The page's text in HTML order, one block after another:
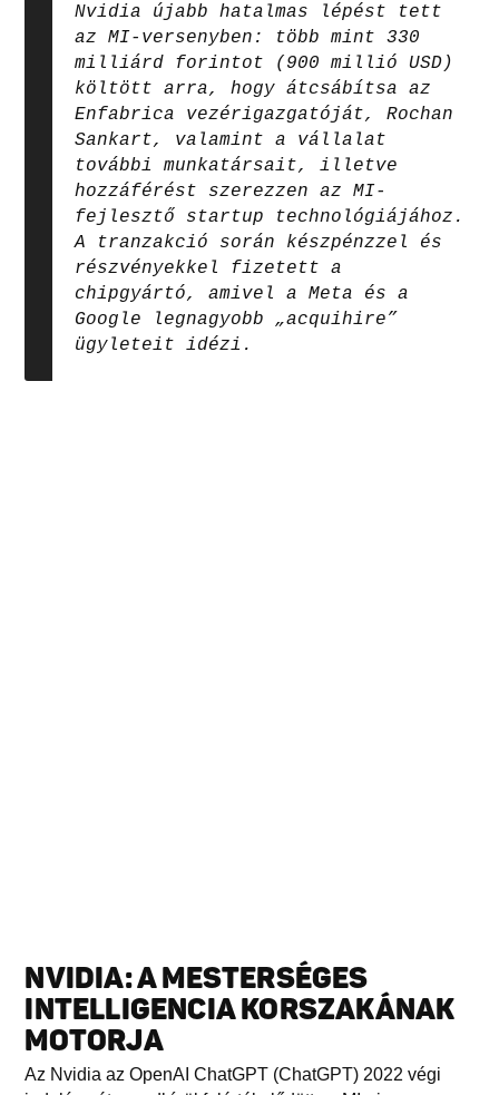
Nvidia újabb hatalmas lépést tett
az MI-versenyben: több mint 330
milliárd forintot (900 millió USD)
költött arra, hogy átcsábítsa az
Enfabrica vezérigazgatóját, Rochan
Sankart, valamint a vállalat
további munkatársait, illetve
hozzáférést szerezzen az MI-
fejlesztő startup technológiájához.
A tranzakció során készpénzzel és
részvényekkel fizetett a
chipgyártó, amivel a Meta és a
Google legnagyobb „acquihire”
ügyleteit idézi.
NVIDIA: A MESTERSÉGES
INTELLIGENCIA KORSZAKÁNAK
MOTORJA
Az Nvidia az OpenAI ChatGPT (ChatGPT) 2022 végi